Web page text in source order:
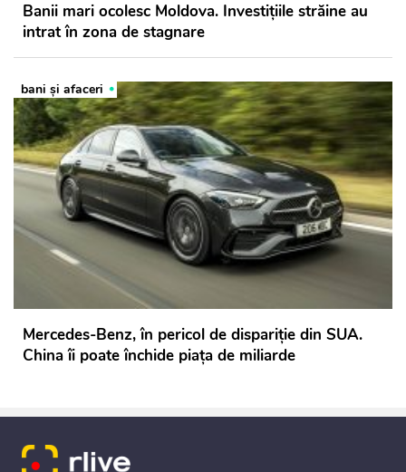
Banii mari ocolesc Moldova. Investițiile străine au
intrat în zona de stagnare
bani și afaceri
Mercedes-Benz, în pericol de dispariție din SUA.
China îi poate închide piața de miliarde